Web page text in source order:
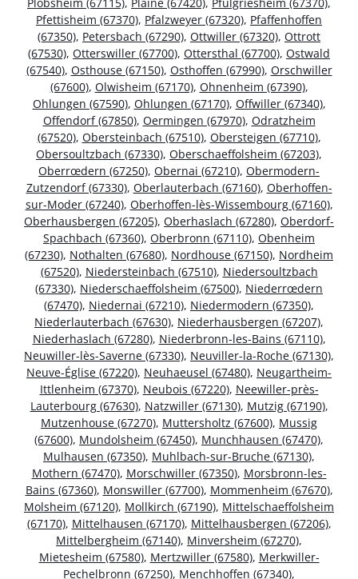
Pfettisheim (67370), Pfalzweyer (67320), Pfaffenhoffen
(67350), Petersbach (67290), Ottwiller (67320), Ottrott
(67530), Otterswiller (67700), Ottersthal (67700), Ostwald
(67540), Osthouse (67150), Osthoffen (67990), Orschwiller
(67600), Olwisheim (67170), Ohnenheim (67390),
Ohlungen (67590), Ohlungen (67170), Offwiller (67340),
Offendorf (67850), Oermingen (67970), Odratzheim
(67520), Obersteinbach (67510), Obersteigen (67710),
Obersoultzbach (67330), Oberschaeffolsheim (67203),
Oberrœdern (67250), Obernai (67210), Obermodern-
Zutzendorf (67330), Oberlauterbach (67160), Oberhoffen-
sur-Moder (67240), Oberhoffen-lès-Wissembourg (67160),
Oberhausbergen (67205), Oberhaslach (67280), Oberdorf-
Spachbach (67360), Oberbronn (67110), Obenheim
(67230), Nothalten (67680), Nordhouse (67150), Nordheim
(67520), Niedersteinbach (67510), Niedersoultzbach
(67330), Niederschaeffolsheim (67500), Niederrœdern
(67470), Niedernai (67210), Niedermodern (67350),
Niederlauterbach (67630), Niederhausbergen (67207),
Niederhaslach (67280), Niederbronn-les-Bains (67110),
Neuwiller-lès-Saverne (67330), Neuviller-la-Roche (67130),
Neuve-Église (67220), Neuhaeusel (67480), Neugartheim-
Ittlenheim (67370), Neubois (67220), Neewiller-près-
Lauterbourg (67630), Natzwiller (67130), Mutzig (67190),
Mutzenhouse (67270), Muttersholtz (67600), Mussig
(67600), Mundolsheim (67450), Munchhausen (67470),
Mulhausen (67350), Muhlbach-sur-Bruche (67130),
Mothern (67470), Morschwiller (67350), Morsbronn-les-
Bains (67360), Monswiller (67700), Mommenheim (67670),
Molsheim (67120), Mollkirch (67190), Mittelschaeffolsheim
(67170), Mittelhausen (67170), Mittelhausbergen (67206),
Mittelbergheim (67140), Minversheim (67270),
Mietesheim (67580), Mertzwiller (67580), Merkwiller-
Pechelbronn (67250), Menchhoffen (67340),